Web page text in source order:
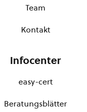
Team
Kontakt
Infocenter
easy-cert
Beratungsblätter